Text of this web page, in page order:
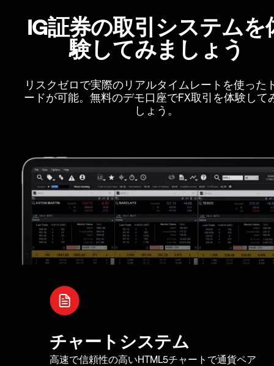
IG証券の取引システムを
験してみましょう
リスクゼロで実際のリアルタイムレートを使った
ードが可能。無料のデモ口座でFX取引を体験して
しょう。
チャートシステム
高速で信頼性の高いHTML5チャートで通貨ペア